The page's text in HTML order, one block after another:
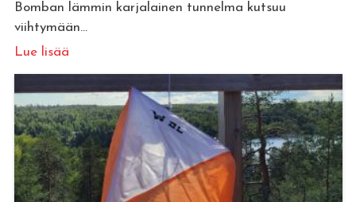
Bomban lämmin karjalainen tunnelma kutsuu
viihtymään...
Lue lisää